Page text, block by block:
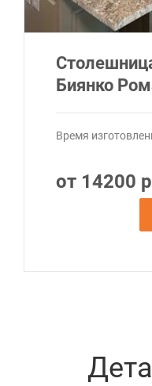
Биянко
Время
от 14200